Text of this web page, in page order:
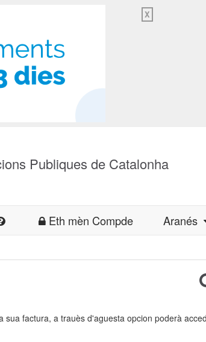
X
Publiques de Catalonha
Eth mèn Compde Aranés
sua factura, a trauès d'aguesta opcion poderà